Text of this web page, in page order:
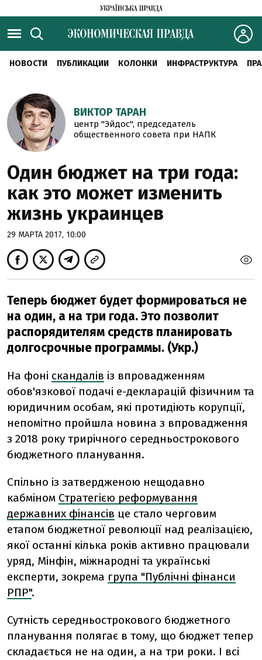
НОВОСТИ ПУБЛИКАЦИИ КОЛОНКИ ИНФРАСТРУКТУРА
ВИКТОР ТАРАН
центр "Эйдос", председатель
общественного совета при НАПК
Один бюджет на три года:
как это может изменить
жизнь украинцев
29 МАРТА 2017, 10:00
Теперь бюджет будет формироваться не
на один, а на три года. Это позволит
распорядителям средств планировать
долгосрочные программы. (Укр.)
На фоні скандалів із впровадженням
обов'язкової подачі е-декларацій фізичним та
юридичним особам, які протидіють корупції,
непомітно пройшла новина з впровадження
з 2018 року трирічного середньострокового
бюджетного планування.
Спільно із затвердженою нещодавно
кабміном Стратегією реформування
державних фінансів це стало черговим
етапом бюджетної революції над реалізацією,
якої останні кілька років активно працювали
уряд, Мінфін, міжнародні та українські
експерти, зокрема група "Публічні фінанси
РПР".
Сутність середньострокового бюджетного
планування полягає в тому, що бюджет тепер
складається не на один, а на три роки. І всі